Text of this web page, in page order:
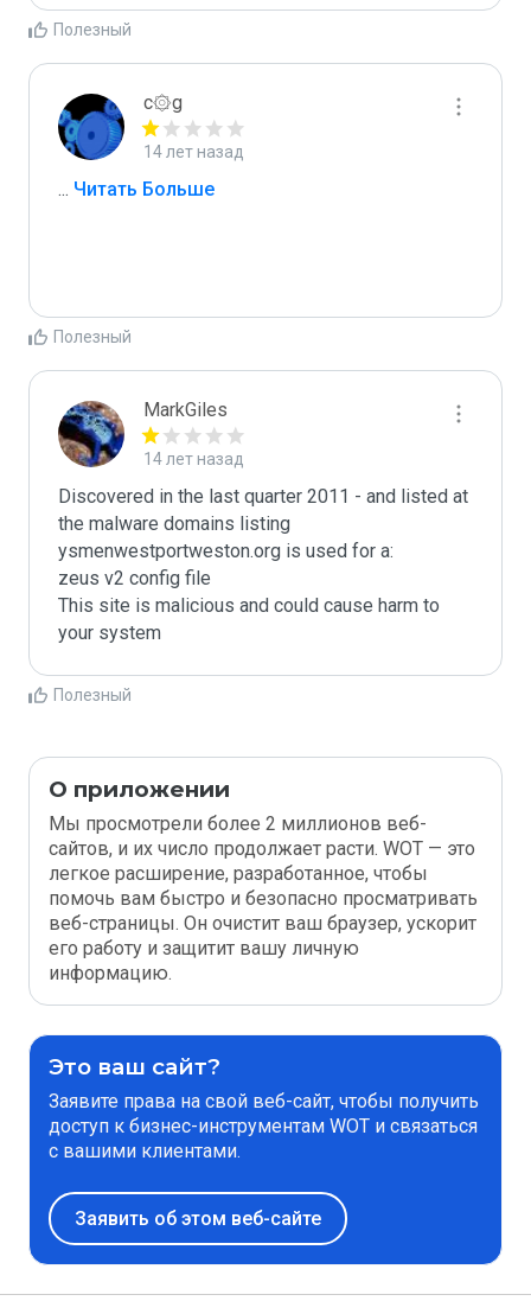
Полезный
c۞g
14 лет назад
... Читать Больше
Полезный
MarkGiles
14 лет назад
Discovered in the last quarter 2011 - and listed at
the malware domains listing
ysmenwestportweston.org is used for a:
zeus v2 config file
This site is malicious and could cause harm to
your system
Полезный
О приложении
Мы просмотрели более 2 миллионов веб-
сайтов, и их число продолжает расти. WOT — это
легкое расширение, разработанное, чтобы
помочь вам быстро и безопасно просматривать
веб-страницы. Он очистит ваш браузер, ускорит
его работу и защитит вашу личную
информацию.
Это ваш сайт?
Заявите права на свой веб-сайт, чтобы получить
доступ к бизнес-инструментам WOT и связаться
с вашими клиентами.
Заявить об этом веб-сайте